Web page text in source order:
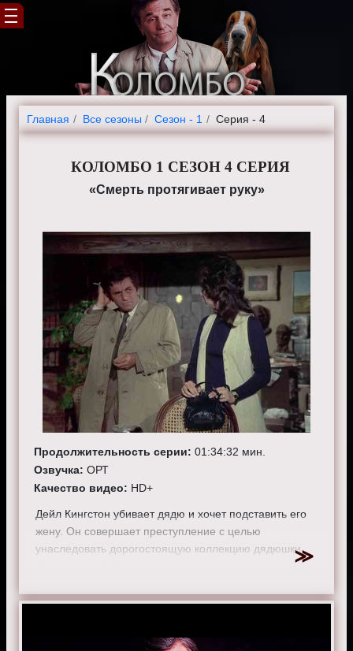
Главная Все сезоны Сезон - 1 Серия - 4
КОЛОМБО 1 СЕЗОН 4 СЕРИЯ
«Смерть протягивает руку»
Продолжительность серии: 01:34:32 мин.
Озвучка: ОРТ
Качество видео: HD+
Дейл Кингстон убивает дядю и хочет подставить его
жену. Он совершает преступление с целью
унаследовать дорогостоящую коллекцию дядюшки.
заметая следы. Он ворует картины и прячет их в доме
К расследованию присоединяется детектив Коломбо,